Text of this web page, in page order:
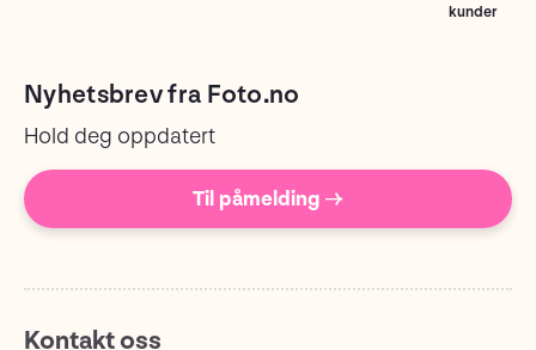
kunder
Nyhetsbrev fra Foto.no
Hold deg oppdatert
Til påmelding →
Kontakt oss